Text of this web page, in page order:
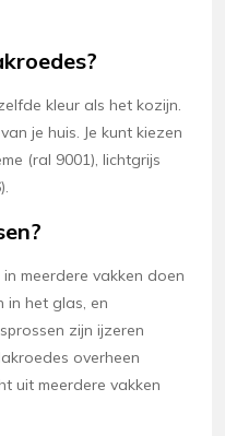
kleur als het kozijn.
je huis. Je kunt kiezen
(ral 9001), lichtgrijs
meerdere vakken doen
in het glas, en
zijn ijzeren
overheen
uit meerdere vakken